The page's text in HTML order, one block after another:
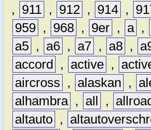
,
911 , 912 , 914 ,
959 , 968 , 9er , a ,
a5 , a6 , a7 , a8 ,
accord
, active ,
aircross
, alaskan ,
alhambra , all ,
altauto ,